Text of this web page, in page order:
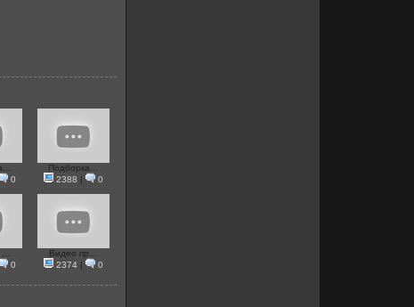
0
Подборка...
2388 | 0
0
Видео пр...
2374| 0